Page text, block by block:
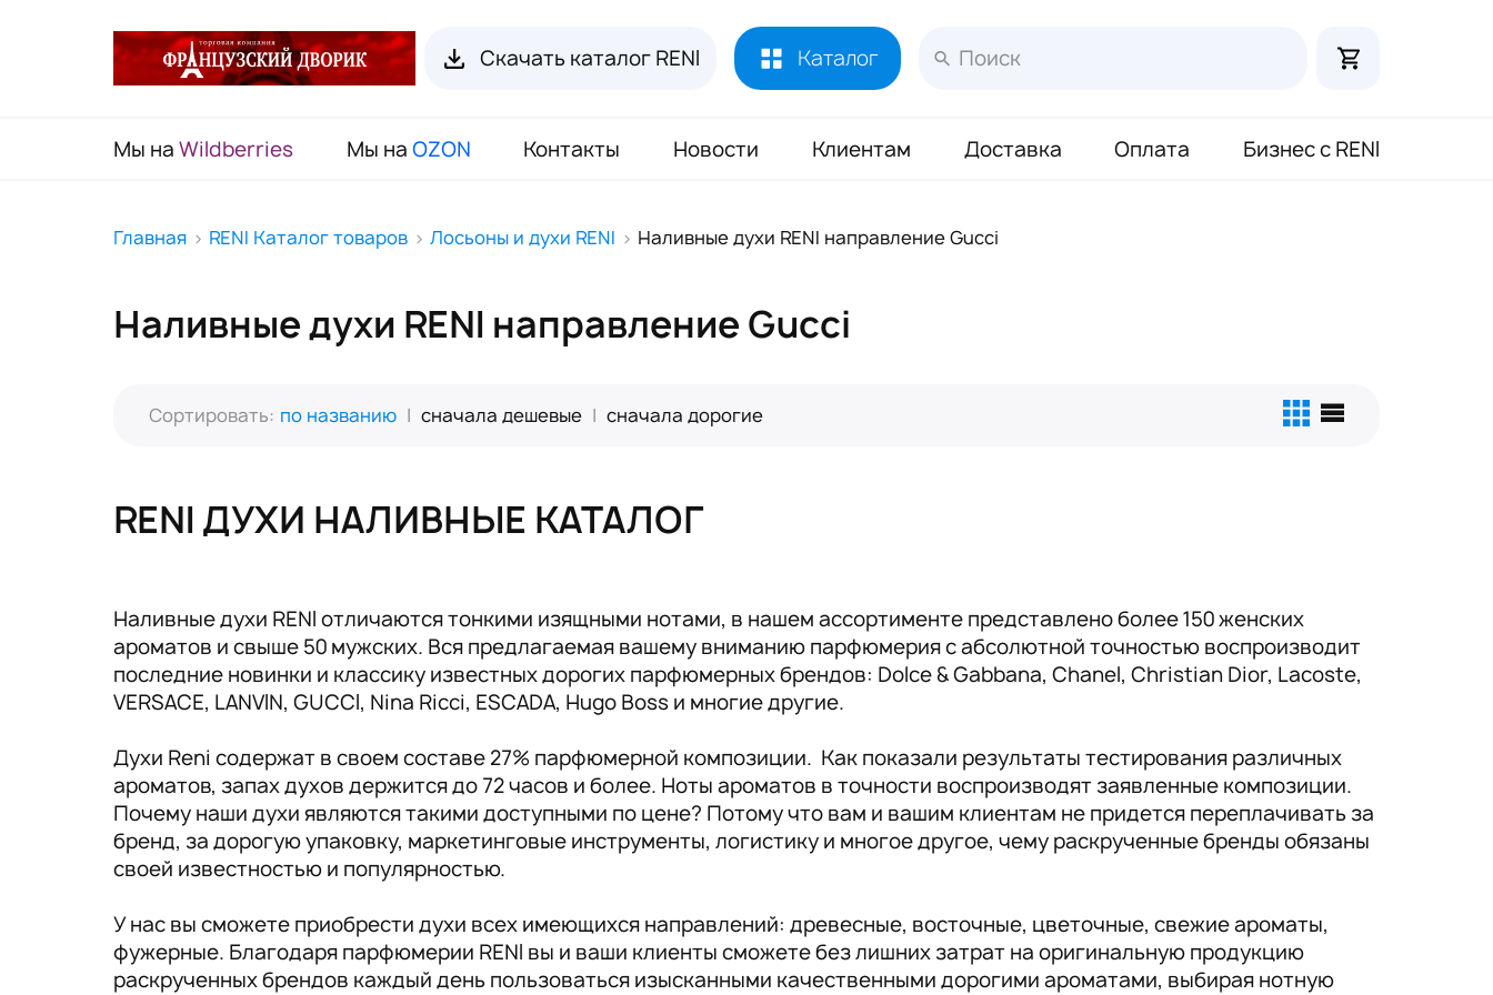
Скачать каталог RENI Каталог
Мы на Wildberries Мы на OZON Контакты Новости Клиентам Доставка Оплата Бизнес с RENI
RENI Каталог товаров
Органайзеры для пробников
(Подарочный чемодан)
Tовары для маркетплейсов
Парикмахерские и салоны красоты
Расходники и хозтовары.
Аромадиффузор RENI Home
Масло Reni 50 мл
133
Блоттеры для духов RENI
Аксессуары RENI
Главная RENI Каталог товаров Лосьоны и духи RENI Наливные духи RENI направление Gucci
Наливные духи RENI направление Gucci
Сортировать: по названию | сначала дешевые | сначала дорогие
RENI ДУХИ НАЛИВНЫЕ КАТАЛОГ
Наливные духи RENI отличаются тонкими изящными нотами, в нашем ассортименте представлено более 150 женских
ароматов и свыше 50 мужских. Вся предлагаемая вашему вниманию парфюмерия с абсолютной точностью воспроизводит
последние новинки и классику известных дорогих парфюмерных брендов: Dolce & Gabbana, Chanel, Christian Dior, Lacoste,
VERSACE, LANVIN, GUCCI, Nina Ricci, ESCADA, Hugo Boss и многие другие.
Духи Reni содержат в своем составе 27% парфюмерной композиции. Как показали результаты тестирования различных
ароматов, запах духов держится до 72 часов и более. Ноты ароматов в точности воспроизводят заявленные композиции.
Почему наши духи являются такими доступными по цене? Потому что вам и вашим клиентам не придется переплачивать за
бренд, за дорогую упаковку, маркетинговые инструменты, логистику и многое другое, чему раскрученные бренды обязаны
своей известностью и популярностью.
У нас вы сможете приобрести духи всех имеющихся направлений: древесные, восточные, цветочные, свежие ароматы,
фужерные. Благодаря парфюмерии RENI вы и ваши клиенты сможете без лишних затрат на оригинальную продукцию
раскрученных брендов каждый день пользоваться изысканными качественными дорогими ароматами, выбирая нотную